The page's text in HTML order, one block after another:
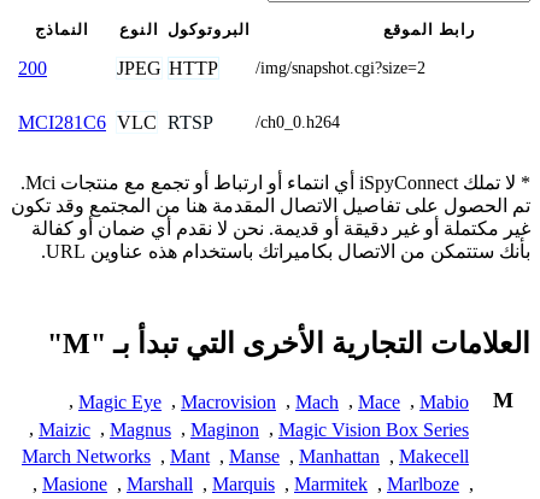
النماذج النوع البروتوكول رابط الموقع
200 JPEG HTTP /img/snapshot.cgi?size=2
MCI281C6 VLC RTSP /ch0_0.h264
* لا تملك iSpyConnect أي انتماء أو ارتباط أو تجمع مع منتجات Mci.
تم الحصول على تفاصيل الاتصال المقدمة هنا من المجتمع وقد تكون
غير مكتملة أو غير دقيقة أو قديمة. نحن لا نقدم أي ضمان أو كفالة
بأنك ستتمكن من الاتصال بكاميراتك باستخدام هذه عناوين URL.
العلامات التجارية الأخرى التي تبدأ بـ "M"
M
Mabio
,
Mace
,
Mach
,
Macrovision
,
Magic Eye
,
Magic Vision Box Series
,
Maginon
,
Magnus
,
Maizic
,
Makecell
,
Manhattan
,
Manse
,
Mant
,
March Networks
,
Marlboze
,
Marmitek
,
Marquis
,
Marshall
,
Masione
,